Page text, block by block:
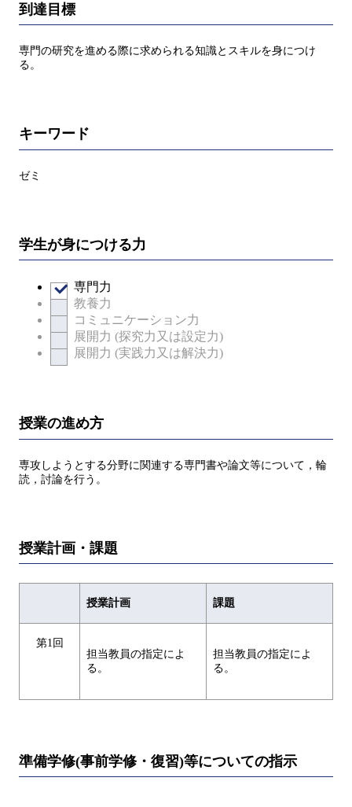
到達目標
専門の研究を進める際に求められる知識とスキルを身につけ
る。
キーワード
ゼミ
学生が身につける力
専門力
教養力
コミュニケーション力
展開力 (探究力又は設定力)
展開力 (実践力又は解決力)
授業の進め方
専攻しようとする分野に関連する専門書や論文等について，輪
読，討論を行う。
授業計画・課題
授業計画 課題
第1回
担当教員の指定によ
る。
担当教員の指定によ
る。
準備学修(事前学修・復習)等についての指示